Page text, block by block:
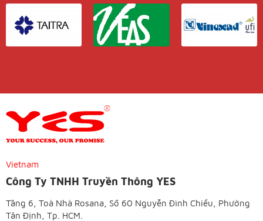
Vietnam
Công Ty TNHH Truyền Thông YES
Tầng 6, Toà Nhà Rosana, Số 60 Nguyễn Đình Chiểu, Phường
Tân Định, Tp. HCM.